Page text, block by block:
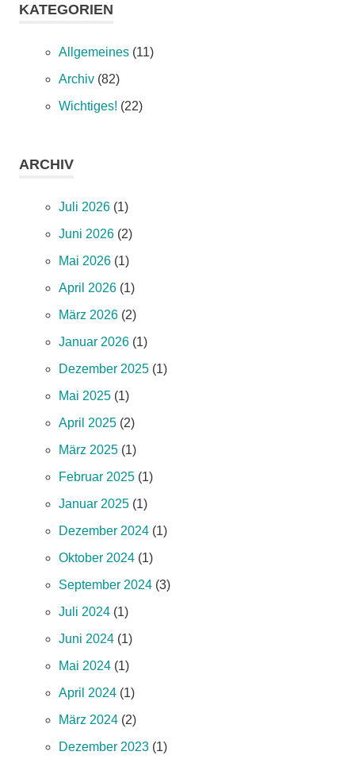
KATEGORIEN
Allgemeines (11)
Archiv (82)
Wichtiges! (22)
ARCHIV
Juli 2026 (1)
Juni 2026 (2)
Mai 2026 (1)
April 2026 (1)
März 2026 (2)
Januar 2026 (1)
Dezember 2025 (1)
Mai 2025 (1)
April 2025 (2)
März 2025 (1)
Februar 2025 (1)
Januar 2025 (1)
Dezember 2024 (1)
Oktober 2024 (1)
September 2024 (3)
Juli 2024 (1)
Juni 2024 (1)
Mai 2024 (1)
April 2024 (1)
März 2024 (2)
Dezember 2023 (1)